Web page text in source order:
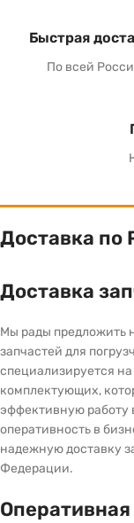
Быстрая
По всей
Доставка по
Доставка
Мы рады предложить
запчастей для
специализируется
комплектующих,
эффективную
оперативность в
надежную доставку
Федерации.
Оперативная